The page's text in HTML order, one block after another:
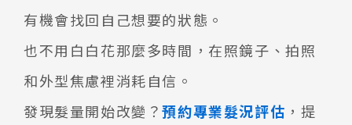
有機會找回自己想要的狀態。
也不用白白花那麼多時間，在照鏡子、拍照
和外型焦慮裡消耗自信。
發現髮量開始改變？預約專業髮況評估 ，提